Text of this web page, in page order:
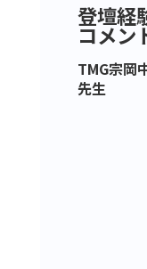
登壇経
コメン
TMG宗岡
先生